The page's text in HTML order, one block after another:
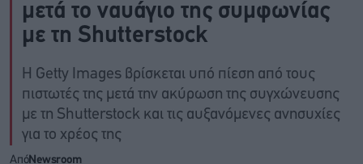
μετά το ναυάγιο της συμφωνίας
με τη Shutterstock
Η Getty Images βρίσκεται υπό πίεση από τους
πιστωτές της μετά την ακύρωση της συγχώνευσης
με τη Shutterstock και τις αυξανόμενες ανησυχίες
για το χρέος της
ΑπόNewsroom